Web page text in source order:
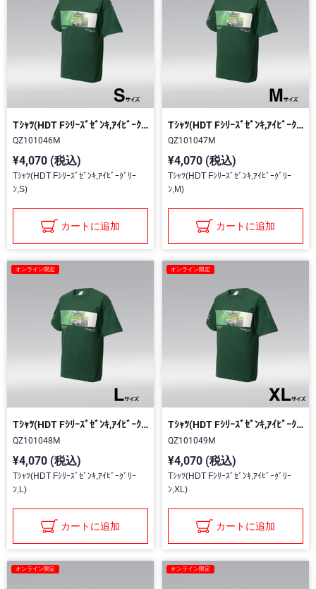
Tｼｬﾂ(HDT Fｼﾘｰｽﾞｾﾞﾝｷ,ｱｲﾋﾞｰｸﾞﾘｰﾝ,S)
QZ101046M
¥4,070 (税込)
Tｼｬﾂ(HDT Fｼﾘｰｽﾞｾﾞﾝｷ,ｱｲﾋﾞｰｸﾞﾘｰ
ﾝ,S)
カートに追加
Tｼｬﾂ(HDT Fｼﾘｰｽﾞｾﾞﾝｷ,ｱｲﾋﾞｰｸﾞﾘｰﾝ,M)
QZ101047M
¥4,070 (税込)
Tｼｬﾂ(HDT Fｼﾘｰｽﾞｾﾞﾝｷ,ｱｲﾋﾞｰｸﾞﾘｰ
ﾝ,M)
カートに追加
オンライン限定
Tｼｬﾂ(HDT Fｼﾘｰｽﾞｾﾞﾝｷ,ｱｲﾋﾞｰｸﾞﾘｰﾝ,L)
QZ101048M
¥4,070 (税込)
Tｼｬﾂ(HDT Fｼﾘｰｽﾞｾﾞﾝｷ,ｱｲﾋﾞｰｸﾞﾘｰ
ﾝ,L)
カートに追加
オンライン限定
Tｼｬﾂ(HDT Fｼﾘｰｽﾞｾﾞﾝｷ,ｱｲﾋﾞｰｸﾞﾘｰﾝ,XL)
QZ101049M
¥4,070 (税込)
Tｼｬﾂ(HDT Fｼﾘｰｽﾞｾﾞﾝｷ,ｱｲﾋﾞｰｸﾞﾘｰ
ﾝ,XL)
カートに追加
オンライン限定 オンライン限定